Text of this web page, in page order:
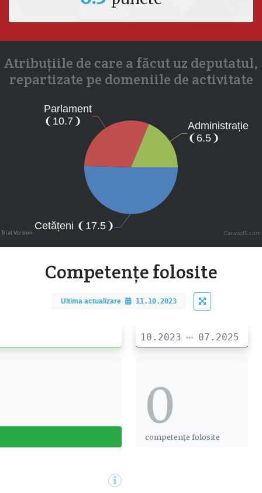
Atribuțiile de care a făcut uz deputatul,
repartizate pe domeniile de activitate
CanvasJS.com
Competențe folosite
Ultima actualizare 11.10.2023
10.2023 07.2025
0
0
competențe folosite